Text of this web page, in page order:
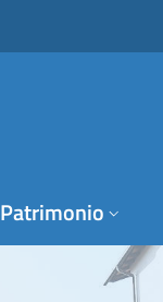
Patrimonio